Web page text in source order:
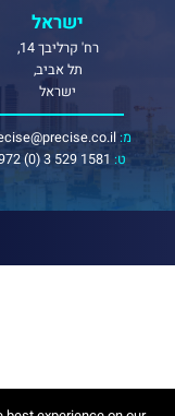
ישראל
רח' קרליבך 14,
תל אביב,
ישראל
:מ
(0) 3 529 1581 :ט